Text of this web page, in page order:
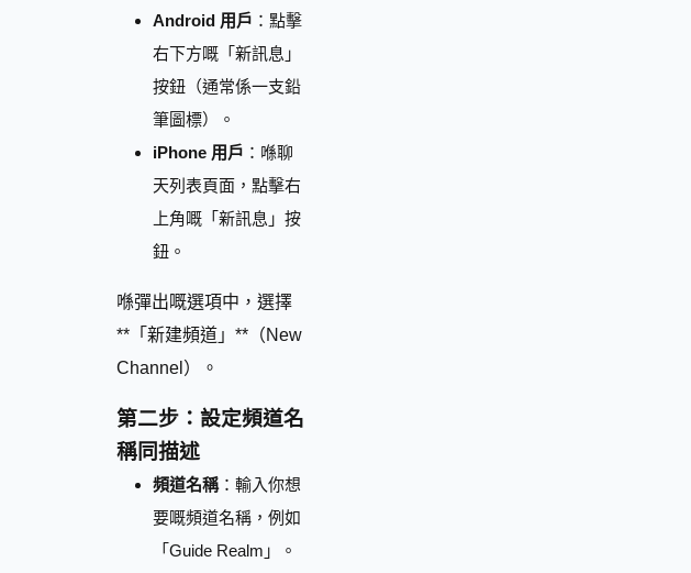
Android 用戶 ：點擊
右下方嘅「新訊息」
按鈕（通常係一支鉛
筆圖標）。
iPhone 用戶 ：喺聊
天列表頁面，點擊右
上角嘅「新訊息」按
鈕。
喺彈出嘅選項中，選擇
**「新建頻道」**（New
Channel）。
第二步：設定頻道名
稱同描述
頻道名稱：輸入你想
要嘅頻道名稱，例如
「Guide Realm」。